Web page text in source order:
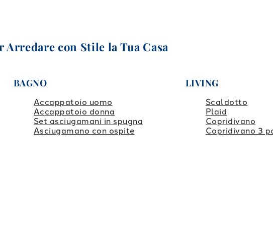
con Stile la Tua Casa
BAGNO
Accappatoio uomo
Accappatoio donna
Set asciugamani in spugna
Asciugamano con ospite
LIVING
Scaldotto
Plaid
Copridivano
Copridivano 3